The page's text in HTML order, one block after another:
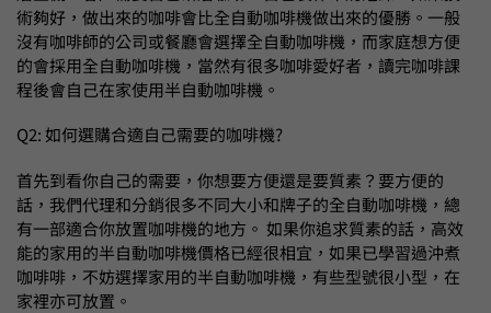
術夠好，做出來的咖啡會比全自動咖啡機做出來的優勝。一般
沒有咖啡師的公司或餐廳會選擇全自動咖啡機，而家庭想方便
的會採用全自動咖啡機，當然有很多咖啡愛好者，讀完咖啡課
程後會自己在家使用半自動咖啡機。
Q2: 如何選購合適自己需要的咖啡機?
首先到看你自己的需要，你想要方便還是要質素？要方便的
話，我們代理和分銷很多不同大小和牌子的全自動咖啡機，總
有一部適合你放置咖啡機的地方。 如果你追求質素的話，高效
能的家用的半自動咖啡機價格已經很相宜，如果已學習過沖煮
咖啡啡，不妨選擇家用的半自動咖啡機，有些型號很小型，在
家裡亦可放置。